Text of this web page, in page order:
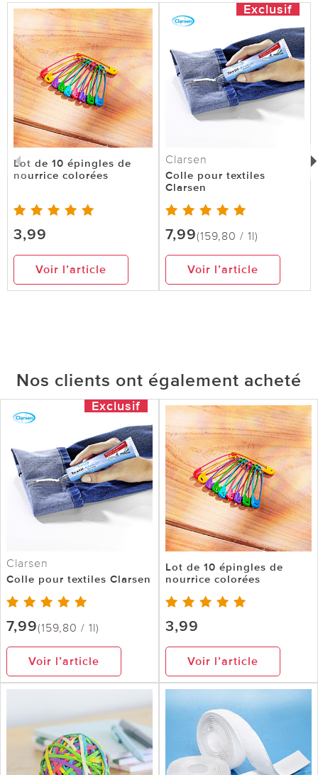
Lot de 10 épingles de
nourrice colorées
3,99
Voir l’article
Exclusif
Clarsen
Colle pour textiles
Clarsen
7,99(159,80 / 1l)
Voir l’article
Nos clients ont également acheté
Exclusif
Clarsen
Colle pour textiles Clarsen
7,99(159,80 / 1l)
Voir l’article
Lot de 10 épingles de
nourrice colorées
3,99
Voir l’article